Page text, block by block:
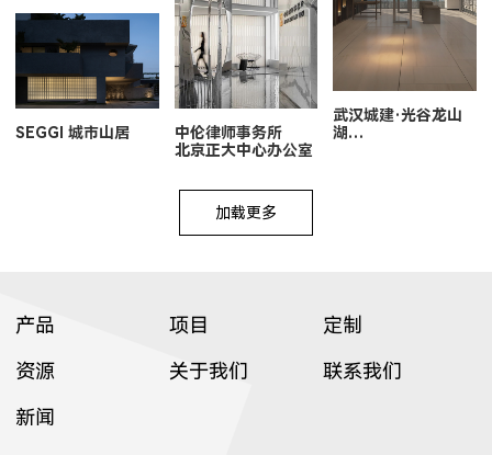
武汉城建·光谷龙山
湖
中伦律师事务所
北京正大中心办公室
SEGGI 城市山居
加载更多
产品 项目
定制
资源
关于我们
联系我们
新闻